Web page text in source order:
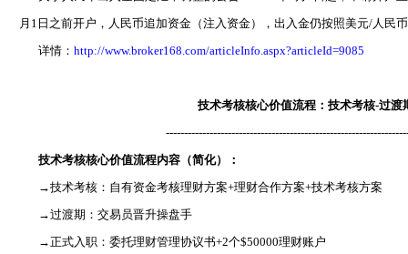
月1日之前开户，人民币追加资金（注入资金），出入金仍按照美元/人民
详情： http://www.broker168.com/articleInfo.aspx?articleId=9085
技术考核核心价值流程：技术考核-过
技术考核核心价值流程内容（简化）：
→技术考核：自有资金考核理财方案+理财合作方案+技术考核方案
→过渡期：交易员晋升操盘手
→正式入职：委托理财管理协议书+2个$50000理财账户